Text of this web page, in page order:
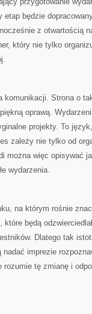
będzie
z otwartością
który nie tylko
komunikacji. Strona o
oprawą.
projekty. To
zależy nie tylko od
można więc opisywać
wydarzenia.
na którym rośnie
będą
Dlatego tak
imprezie
tę zmianę i